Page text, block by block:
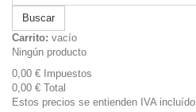
Buscar
Carrito: vacío
Ningún producto
0,00 € Impuestos
0,00 € Total
Estos precios se entienden IVA incluído